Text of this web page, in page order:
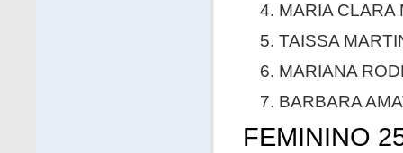
MARIA
TAISSA
MARIANA
BARBARA
FEMININO